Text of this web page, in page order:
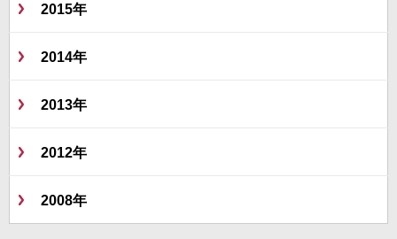
2015年
2014年
2013年
2012年
2008年